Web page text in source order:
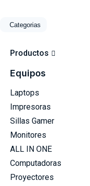
Categorias
Productos
Equipos
Laptops
Impresoras
Sillas Gamer
Monitores
ALL IN ONE
Computadoras
Proyectores